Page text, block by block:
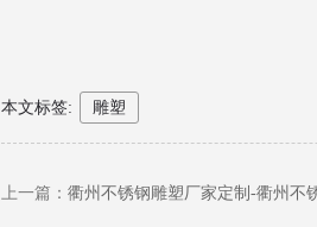
本文标签: 雕塑
上一篇： 衢州不锈钢雕塑厂家定制-衢州不